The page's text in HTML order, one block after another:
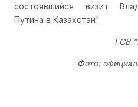
состоявшийся визит
Путина в Казахстан".
ГСВ
Фото: